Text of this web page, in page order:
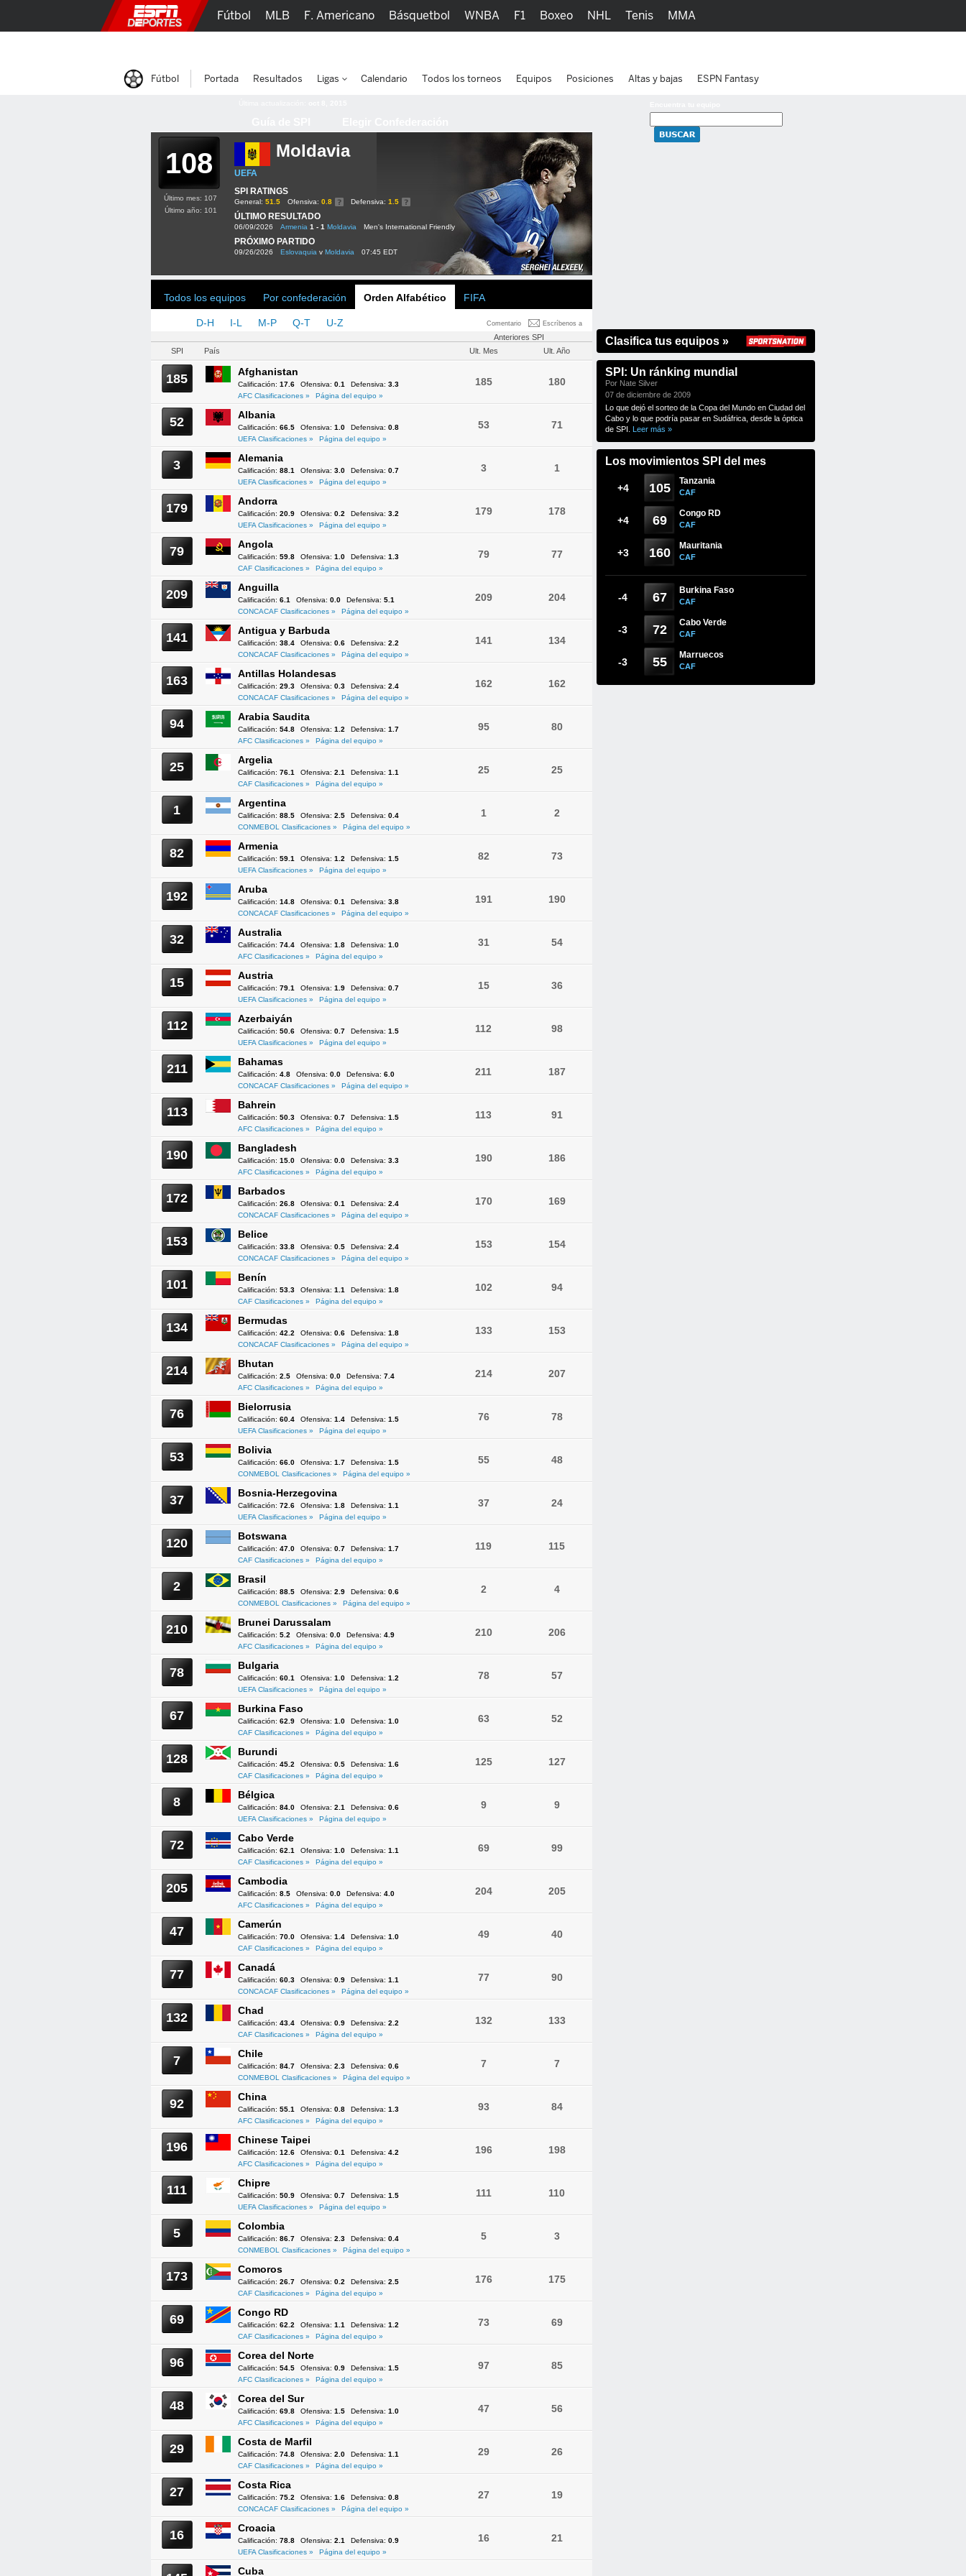
108 Moldavia
UEFA
SPI RATINGS
General: 51.5 Ofensiva: 0.8 Defensiva: 1.5
ÚLTIMO RESULTADO
06/09/2026 Armenia 1 - 1 Moldavia Men's International Friendly
PRÓXIMO PARTIDO
09/26/2026 Eslovaquia v Moldavia 07:45 EDT
Último mes: 107
Último año: 101
Todos los equipos Por confederación Orden Alfabético FIFA
Comentario Escríbenos a
D-H I-L M-P Q-T U-Z
Anteriores SPI
SPI
País Ult. Mes Ult. Año
185 Afghanistan
Calificación: 17.6 Ofensiva: 0.1 Defensiva: 3.3
AFC Clasificaciones »
Página del equipo »
185 180
52 Albania
Calificación: 66.5 Ofensiva: 1.0 Defensiva: 0.8
UEFA Clasificaciones »
Página del equipo »
53 71
3 Alemania
Calificación: 88.1 Ofensiva: 3.0 Defensiva: 0.7
UEFA Clasificaciones »
Página del equipo »
3 1
179 Andorra
Calificación: 20.9 Ofensiva: 0.2 Defensiva: 3.2
UEFA Clasificaciones »
Página del equipo »
179 178
79 Angola
Calificación: 59.8 Ofensiva: 1.0 Defensiva: 1.3
CAF Clasificaciones »
Página del equipo »
79 77
209 Anguilla
Calificación: 6.1 Ofensiva: 0.0 Defensiva: 5.1
CONCACAF Clasificaciones »
Página del equipo »
209 204
141 Antigua y Barbuda
Calificación: 38.4 Ofensiva: 0.6 Defensiva: 2.2
CONCACAF Clasificaciones »
Página del equipo »
141 134
163 Antillas Holandesas
Calificación: 29.3 Ofensiva: 0.3 Defensiva: 2.4
CONCACAF Clasificaciones »
Página del equipo »
162 162
94 Arabia Saudita
Calificación: 54.8 Ofensiva: 1.2 Defensiva: 1.7
AFC Clasificaciones »
Página del equipo »
95 80
25 Argelia
Calificación: 76.1 Ofensiva: 2.1 Defensiva: 1.1
CAF Clasificaciones »
Página del equipo »
25 25
1 Argentina
Calificación: 88.5 Ofensiva: 2.5 Defensiva: 0.4
CONMEBOL Clasificaciones »
Página del equipo »
1 2
82 Armenia
Calificación: 59.1 Ofensiva: 1.2 Defensiva: 1.5
UEFA Clasificaciones »
Página del equipo »
82 73
192 Aruba
Calificación: 14.8 Ofensiva: 0.1 Defensiva: 3.8
CONCACAF Clasificaciones »
Página del equipo »
191 190
32 Australia
Calificación: 74.4 Ofensiva: 1.8 Defensiva: 1.0
AFC Clasificaciones »
Página del equipo »
31 54
15 Austria
Calificación: 79.1 Ofensiva: 1.9 Defensiva: 0.7
UEFA Clasificaciones »
Página del equipo »
15 36
112 Azerbaiyán
Calificación: 50.6 Ofensiva: 0.7 Defensiva: 1.5
UEFA Clasificaciones »
Página del equipo »
112 98
211 Bahamas
Calificación: 4.8 Ofensiva: 0.0 Defensiva: 6.0
CONCACAF Clasificaciones »
Página del equipo »
211 187
113 Bahrein
Calificación: 50.3 Ofensiva: 0.7 Defensiva: 1.5
AFC Clasificaciones »
Página del equipo »
113 91
190 Bangladesh
Calificación: 15.0 Ofensiva: 0.0 Defensiva: 3.3
AFC Clasificaciones »
Página del equipo »
190 186
172 Barbados
Calificación: 26.8 Ofensiva: 0.1 Defensiva: 2.4
CONCACAF Clasificaciones »
Página del equipo »
170 169
153 Belice
Calificación: 33.8 Ofensiva: 0.5 Defensiva: 2.4
CONCACAF Clasificaciones »
Página del equipo »
153 154
101 Benín
Calificación: 53.3 Ofensiva: 1.1 Defensiva: 1.8
CAF Clasificaciones »
Página del equipo »
102 94
134 Bermudas
Calificación: 42.2 Ofensiva: 0.6 Defensiva: 1.8
CONCACAF Clasificaciones »
Página del equipo »
133 153
214 Bhutan
Calificación: 2.5 Ofensiva: 0.0 Defensiva: 7.4
AFC Clasificaciones »
Página del equipo »
214 207
76 Bielorrusia
Calificación: 60.4 Ofensiva: 1.4 Defensiva: 1.5
UEFA Clasificaciones »
Página del equipo »
76 78
53 Bolivia
Calificación: 66.0 Ofensiva: 1.7 Defensiva: 1.5
CONMEBOL Clasificaciones »
Página del equipo »
55 48
37 Bosnia-Herzegovina
Calificación: 72.6 Ofensiva: 1.8 Defensiva: 1.1
UEFA Clasificaciones »
Página del equipo »
37 24
120 Botswana
Calificación: 47.0 Ofensiva: 0.7 Defensiva: 1.7
CAF Clasificaciones »
Página del equipo »
119 115
2 Brasil
Calificación: 88.5 Ofensiva: 2.9 Defensiva: 0.6
CONMEBOL Clasificaciones »
Página del equipo »
2 4
210 Brunei Darussalam
Calificación: 5.2 Ofensiva: 0.0 Defensiva: 4.9
AFC Clasificaciones »
Página del equipo »
210 206
78 Bulgaria
Calificación: 60.1 Ofensiva: 1.0 Defensiva: 1.2
UEFA Clasificaciones »
Página del equipo »
78 57
67 Burkina Faso
Calificación: 62.9 Ofensiva: 1.0 Defensiva: 1.0
CAF Clasificaciones »
Página del equipo »
63 52
128 Burundi
Calificación: 45.2 Ofensiva: 0.5 Defensiva: 1.6
CAF Clasificaciones »
Página del equipo »
125 127
8 Bélgica
Calificación: 84.0 Ofensiva: 2.1 Defensiva: 0.6
UEFA Clasificaciones »
Página del equipo »
9 9
72 Cabo Verde
Calificación: 62.1 Ofensiva: 1.0 Defensiva: 1.1
CAF Clasificaciones »
Página del equipo »
69 99
205 Cambodia
Calificación: 8.5 Ofensiva: 0.0 Defensiva: 4.0
AFC Clasificaciones »
Página del equipo »
204 205
47 Camerún
Calificación: 70.0 Ofensiva: 1.4 Defensiva: 1.0
CAF Clasificaciones »
Página del equipo »
49 40
77 Canadá
Calificación: 60.3 Ofensiva: 0.9 Defensiva: 1.1
CONCACAF Clasificaciones »
Página del equipo »
77 90
132 Chad
Calificación: 43.4 Ofensiva: 0.9 Defensiva: 2.2
CAF Clasificaciones »
Página del equipo »
132 133
7 Chile
Calificación: 84.7 Ofensiva: 2.3 Defensiva: 0.6
CONMEBOL Clasificaciones »
Página del equipo »
7 7
92 China
Calificación: 55.1 Ofensiva: 0.8 Defensiva: 1.3
AFC Clasificaciones »
Página del equipo »
93 84
196 Chinese Taipei
Calificación: 12.6 Ofensiva: 0.1 Defensiva: 4.2
AFC Clasificaciones »
Página del equipo »
196 198
111 Chipre
Calificación: 50.9 Ofensiva: 0.7 Defensiva: 1.5
UEFA Clasificaciones »
Página del equipo »
111 110
5 Colombia
Calificación: 86.7 Ofensiva: 2.3 Defensiva: 0.4
CONMEBOL Clasificaciones »
Página del equipo »
5 3
173 Comoros
Calificación: 26.7 Ofensiva: 0.2 Defensiva: 2.5
CAF Clasificaciones »
Página del equipo »
176 175
69 Congo RD
Calificación: 62.2 Ofensiva: 1.1 Defensiva: 1.2
CAF Clasificaciones »
Página del equipo »
73 69
96 Corea del Norte
Calificación: 54.5 Ofensiva: 0.9 Defensiva: 1.5
AFC Clasificaciones »
Página del equipo »
97 85
48 Corea del Sur
Calificación: 69.8 Ofensiva: 1.5 Defensiva: 1.0
AFC Clasificaciones »
Página del equipo »
47 56
29 Costa de Marfil
Calificación: 74.8 Ofensiva: 2.0 Defensiva: 1.1
CAF Clasificaciones »
Página del equipo »
29 26
27 Costa Rica
Calificación: 75.2 Ofensiva: 1.6 Defensiva: 0.8
CONCACAF Clasificaciones »
Página del equipo »
27 19
16 Croacia
Calificación: 78.8 Ofensiva: 2.1 Defensiva: 0.9
UEFA Clasificaciones »
Página del equipo »
16 21
Cuba
Clasifica tus equipos »
SPI: Un ránking mundial
Por Nate Silver
07 de diciembre de 2009
Lo que dejó el sorteo de la Copa del Mundo en Ciudad del
Cabo y lo que podría pasar en Sudáfrica, desde la óptica
de SPI. Leer más »
Los movimientos SPI del mes
+4 105 Tanzania
CAF
+4 69 Congo RD
CAF
+3 160 Mauritania
CAF
-4 67 Burkina Faso
CAF
-3 72 Cabo Verde
CAF
-3 55 Marruecos
CAF
Fútbol MLB F. Americano Básquetbol WNBA F1 Boxeo NHL Tenis MMA
Fútbol Portada Resultados Ligas Calendario Todos los torneos Equipos Posiciones Altas y bajas ESPN Fantasy